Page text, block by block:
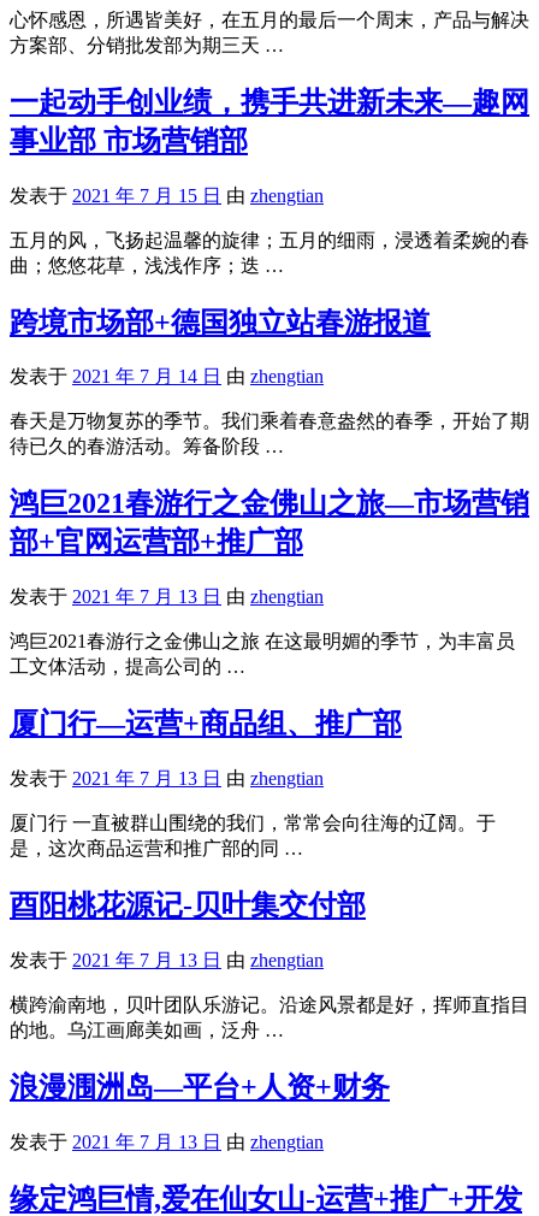
心怀感恩，所遇皆美好，在五月的最后一个周末，产品与解决
方案部、分销批发部为期三天 …
一起动手创业绩，携手共进新未来—趣网
事业部 市场营销部
发表于 2021 年 7 月 15 日 由 zhengtian
五月的风，飞扬起温馨的旋律；五月的细雨，浸透着柔婉的春
曲；悠悠花草，浅浅作序；迭 …
跨境市场部+德国独立站春游报道
发表于 2021 年 7 月 14 日 由 zhengtian
春天是万物复苏的季节。我们乘着春意盎然的春季，开始了期
待已久的春游活动。筹备阶段 …
鸿巨2021春游行之金佛山之旅—市场营销
部+官网运营部+推广部
发表于 2021 年 7 月 13 日 由 zhengtian
鸿巨2021春游行之金佛山之旅 在这最明媚的季节，为丰富员
工文体活动，提高公司的 …
厦门行—运营+商品组、推广部
发表于 2021 年 7 月 13 日 由 zhengtian
厦门行 一直被群山围绕的我们，常常会向往海的辽阔。于
是，这次商品运营和推广部的同 …
酉阳桃花源记-贝叶集交付部
发表于 2021 年 7 月 13 日 由 zhengtian
横跨渝南地，贝叶团队乐游记。沿途风景都是好，挥师直指目
的地。乌江画廊美如画，泛舟 …
浪漫涠洲岛—平台+人资+财务
发表于 2021 年 7 月 13 日 由 zhengtian
缘定鸿巨情,爱在仙女山-运营+推广+开发